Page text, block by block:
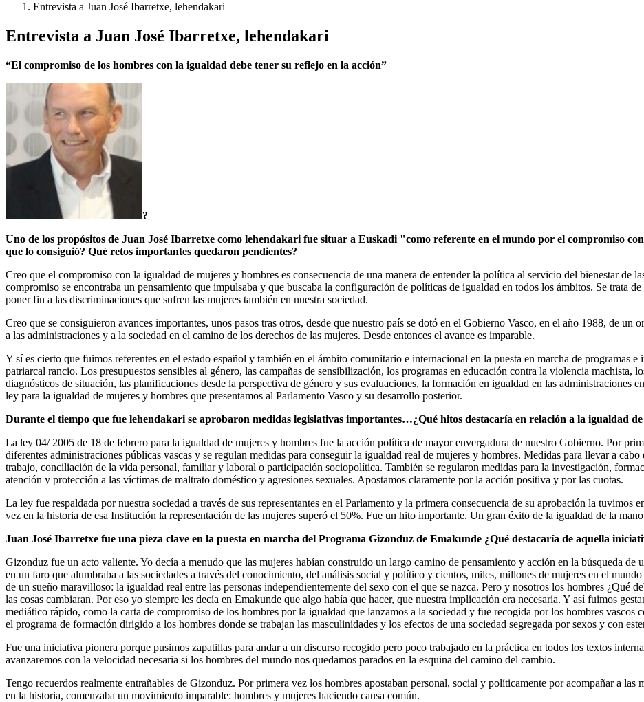
Entrevista a Juan José Ibarretxe, lehendakari
Entrevista a Juan José Ibarretxe, lehendakari
“El compromiso de los hombres con la igualdad debe tener su reflejo en la acción”
?
Uno de los propósitos de Juan José Ibarretxe como lehendakari fue situar a Euskadi "como referente en el mundo por el compromiso
que lo consiguió? Qué retos importantes quedaron pendientes?
Creo que el compromiso con la igualdad de mujeres y hombres es consecuencia de una manera de entender la política al servicio del bienestar de
compromiso se encontraba un pensamiento que impulsaba y que buscaba la configuración de políticas de igualdad en todos los ámbitos. Se trata
poner fin a las discriminaciones que sufren las mujeres también en nuestra sociedad.
Creo que se consiguieron avances importantes, unos pasos tras otros, desde que nuestro país se dotó en el Gobierno Vasco, en el año 1988, de un
a las administraciones y a la sociedad en el camino de los derechos de las mujeres. Desde entonces el avance es imparable.
Y sí es cierto que fuimos referentes en el estado español y también en el ámbito comunitario e internacional en la puesta en marcha de programas
patriarcal rancio. Los presupuestos sensibles al género, las campañas de sensibilización, los programas en educación contra la violencia machista,
diagnósticos de situación, las planificaciones desde la perspectiva de género y sus evaluaciones, la formación en igualdad en las administraciones
ley para la igualdad de mujeres y hombres que presentamos al Parlamento Vasco y su desarrollo posterior.
Durante el tiempo que fue lehendakari se aprobaron medidas legislativas importantes…¿Qué hitos destacaría en relación a la igualdad
La ley 04/ 2005 de 18 de febrero para la igualdad de mujeres y hombres fue la acción política de mayor envergadura de nuestro Gobierno. Por
diferentes administraciones públicas vascas y se regulan medidas para conseguir la igualdad real de mujeres y hombres. Medidas para llevar a
trabajo, conciliación de la vida personal, familiar y laboral o participación sociopolítica. También se regularon medidas para la investigación,
atención y protección a las víctimas de maltrato doméstico y agresiones sexuales. Apostamos claramente por la acción positiva y por las cuotas.
La ley fue respaldada por nuestra sociedad a través de sus representantes en el Parlamento y la primera consecuencia de su aprobación la tuvimos
vez en la historia de esa Institución la representación de las mujeres superó el 50%. Fue un hito importante. Un gran éxito de la igualdad de la
Juan José Ibarretxe fue una pieza clave en la puesta en marcha del Programa Gizonduz de Emakunde ¿Qué destacaría de aquella
Gizonduz fue un acto valiente. Yo decía a menudo que las mujeres habían construido un largo camino de pensamiento y acción en la búsqueda
en un faro que alumbraba a las sociedades a través del conocimiento, del análisis social y político y cientos, miles, millones de mujeres en el
de un sueño maravilloso: la igualdad real entre las personas independientemente del sexo con el que se nazca. Pero y nosotros los hombres ¿Qué
las cosas cambiaran. Por eso yo siempre les decía en Emakunde que algo había que hacer, que nuestra implicación era necesaria. Y así fuimos
mediático rápido, como la carta de compromiso de los hombres por la igualdad que lanzamos a la sociedad y fue recogida por los hombres
el programa de formación dirigido a los hombres donde se trabajan las masculinidades y los efectos de una sociedad segregada por sexos y con
Fue una iniciativa pionera porque pusimos zapatillas para andar a un discurso recogido pero poco trabajado en la práctica en todos los textos
avanzaremos con la velocidad necesaria si los hombres del mundo nos quedamos parados en la esquina del camino del cambio.
Tengo recuerdos realmente entrañables de Gizonduz. Por primera vez los hombres apostaban personal, social y políticamente por acompañar a
en la historia, comenzaba un movimiento imparable: hombres y mujeres haciendo causa común.